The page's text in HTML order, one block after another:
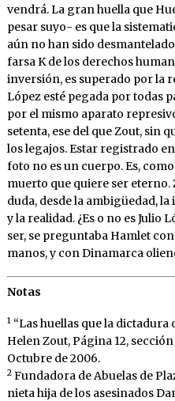
vendrá. La gran huella que
pesar suyo- es que la
aún no han sido
farsa K de los derechos
inversión, es superado por la
López esté pegada por todas
por el mismo aparato
setenta, ese del que Zout, sin
los legajos. Estar registrado
foto no es un cuerpo. Es,
muerto que quiere ser eterno.
duda, desde la ambigüedad,
y la realidad. ¿Es o no es Julio
ser, se preguntaba Hamlet
manos, y con Dinamarca
Notas
1“Las huellas que la dictadura
Helen Zout, Página 12,
Octubre de 2006.
2Fundadora de Abuelas de
nieta hija de los asesinados